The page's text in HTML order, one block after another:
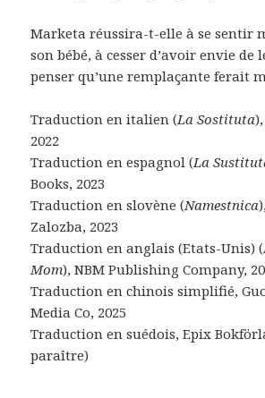
Marketa réussira-t-elle à se sentir
son bébé, à cesser d’avoir envie de
penser qu’une remplaçante ferait
Traduction en italien (La Sostituta
2022
Traduction en espagnol (La
Books, 2023
Traduction en slovène (Namestnica
Zalozba, 2023
Traduction en anglais (Etats-Unis) (
Mom), NBM Publishing Company,
Traduction en chinois simplifié,
Media Co, 2025
Traduction en suédois, Epix
paraître)